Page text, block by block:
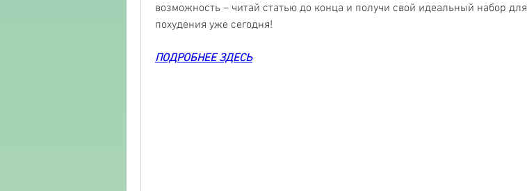
возможность – читай статью до конца и получи свой идеальный набор для
похудения уже сегодня!
ПОДРОБНЕЕ ЗДЕСЬ